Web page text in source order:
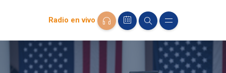
Radio en vivo